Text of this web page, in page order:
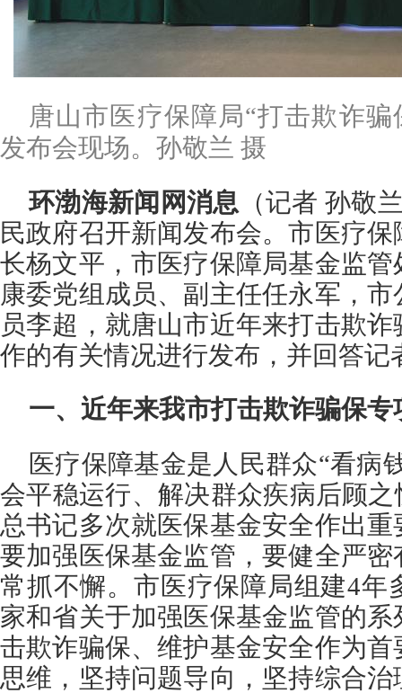
唐山市医疗保障局“打击欺诈骗
发布会现场。孙敬兰 摄
环渤海新闻网消息 （记者 孙敬
民政府召开新闻发布会。市医疗
长杨文平，市医疗保障局基金监
康委党组成员、副主任任永军，
员李超，就唐山市近年来打击欺
作的有关情况进行发布，并回答记
一、近年来我市打击欺诈骗保
医疗保障基金是人民群众“看病
会平稳运行、解决群众疾病后顾
总书记多次就医保基金安全作出
要加强医保基金监管，要健全严
常抓不懈。市医疗保障局组建4年
家和省关于加强医保基金监管的
击欺诈骗保、维护基金安全作为
思维，坚持问题导向，坚持综合